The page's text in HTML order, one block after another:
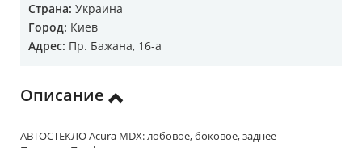
Страна: Украина
Город: Киев
Адрес: Пр. Бажана, 16-а
Описание
АВТОСТЕКЛО Acura MDX: лобовое, боковое, заднее